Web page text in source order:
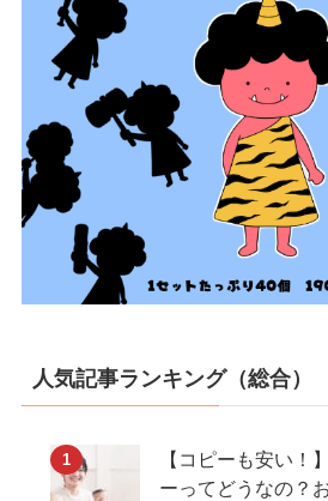
人気記事ランキング（総合）
【コピーも安い！
ーってどうなの？